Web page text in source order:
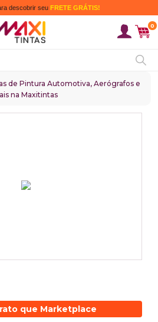
descobrir seu FRETE GRÁTIS!
0
de Pintura Automotiva, Aerógrafos e
na Maxitintas
que Marketplace